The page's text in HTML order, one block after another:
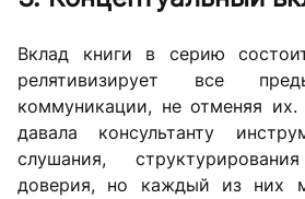
Вклад книги в серию
релятивизирует все
коммуникации, не отменяя
давала консультанту
слушания,
доверия, но каждый из них